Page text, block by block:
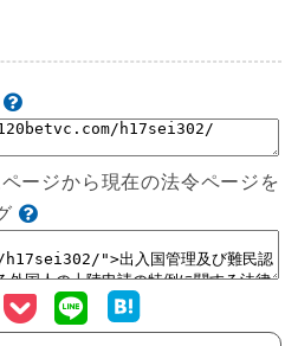
ージから現在の法令ページを